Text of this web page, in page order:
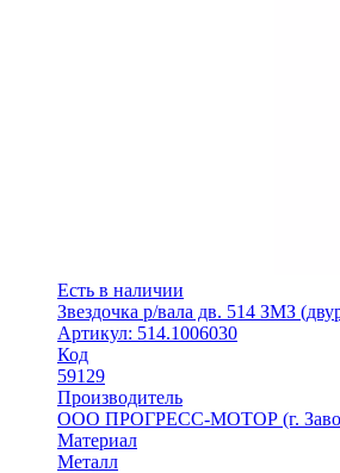
Есть в наличии
Звездочка р/вала дв. 514 ЗМЗ
Артикул: 514.1006030
Код
59129
Производитель
ООО ПРОГРЕСС-МОТОР (г.
Материал
Металл